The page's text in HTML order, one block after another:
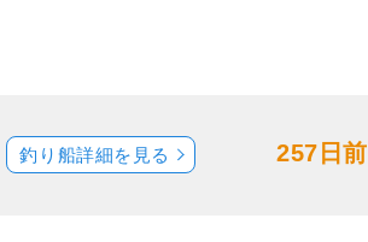
257日前
釣り船詳細を見る